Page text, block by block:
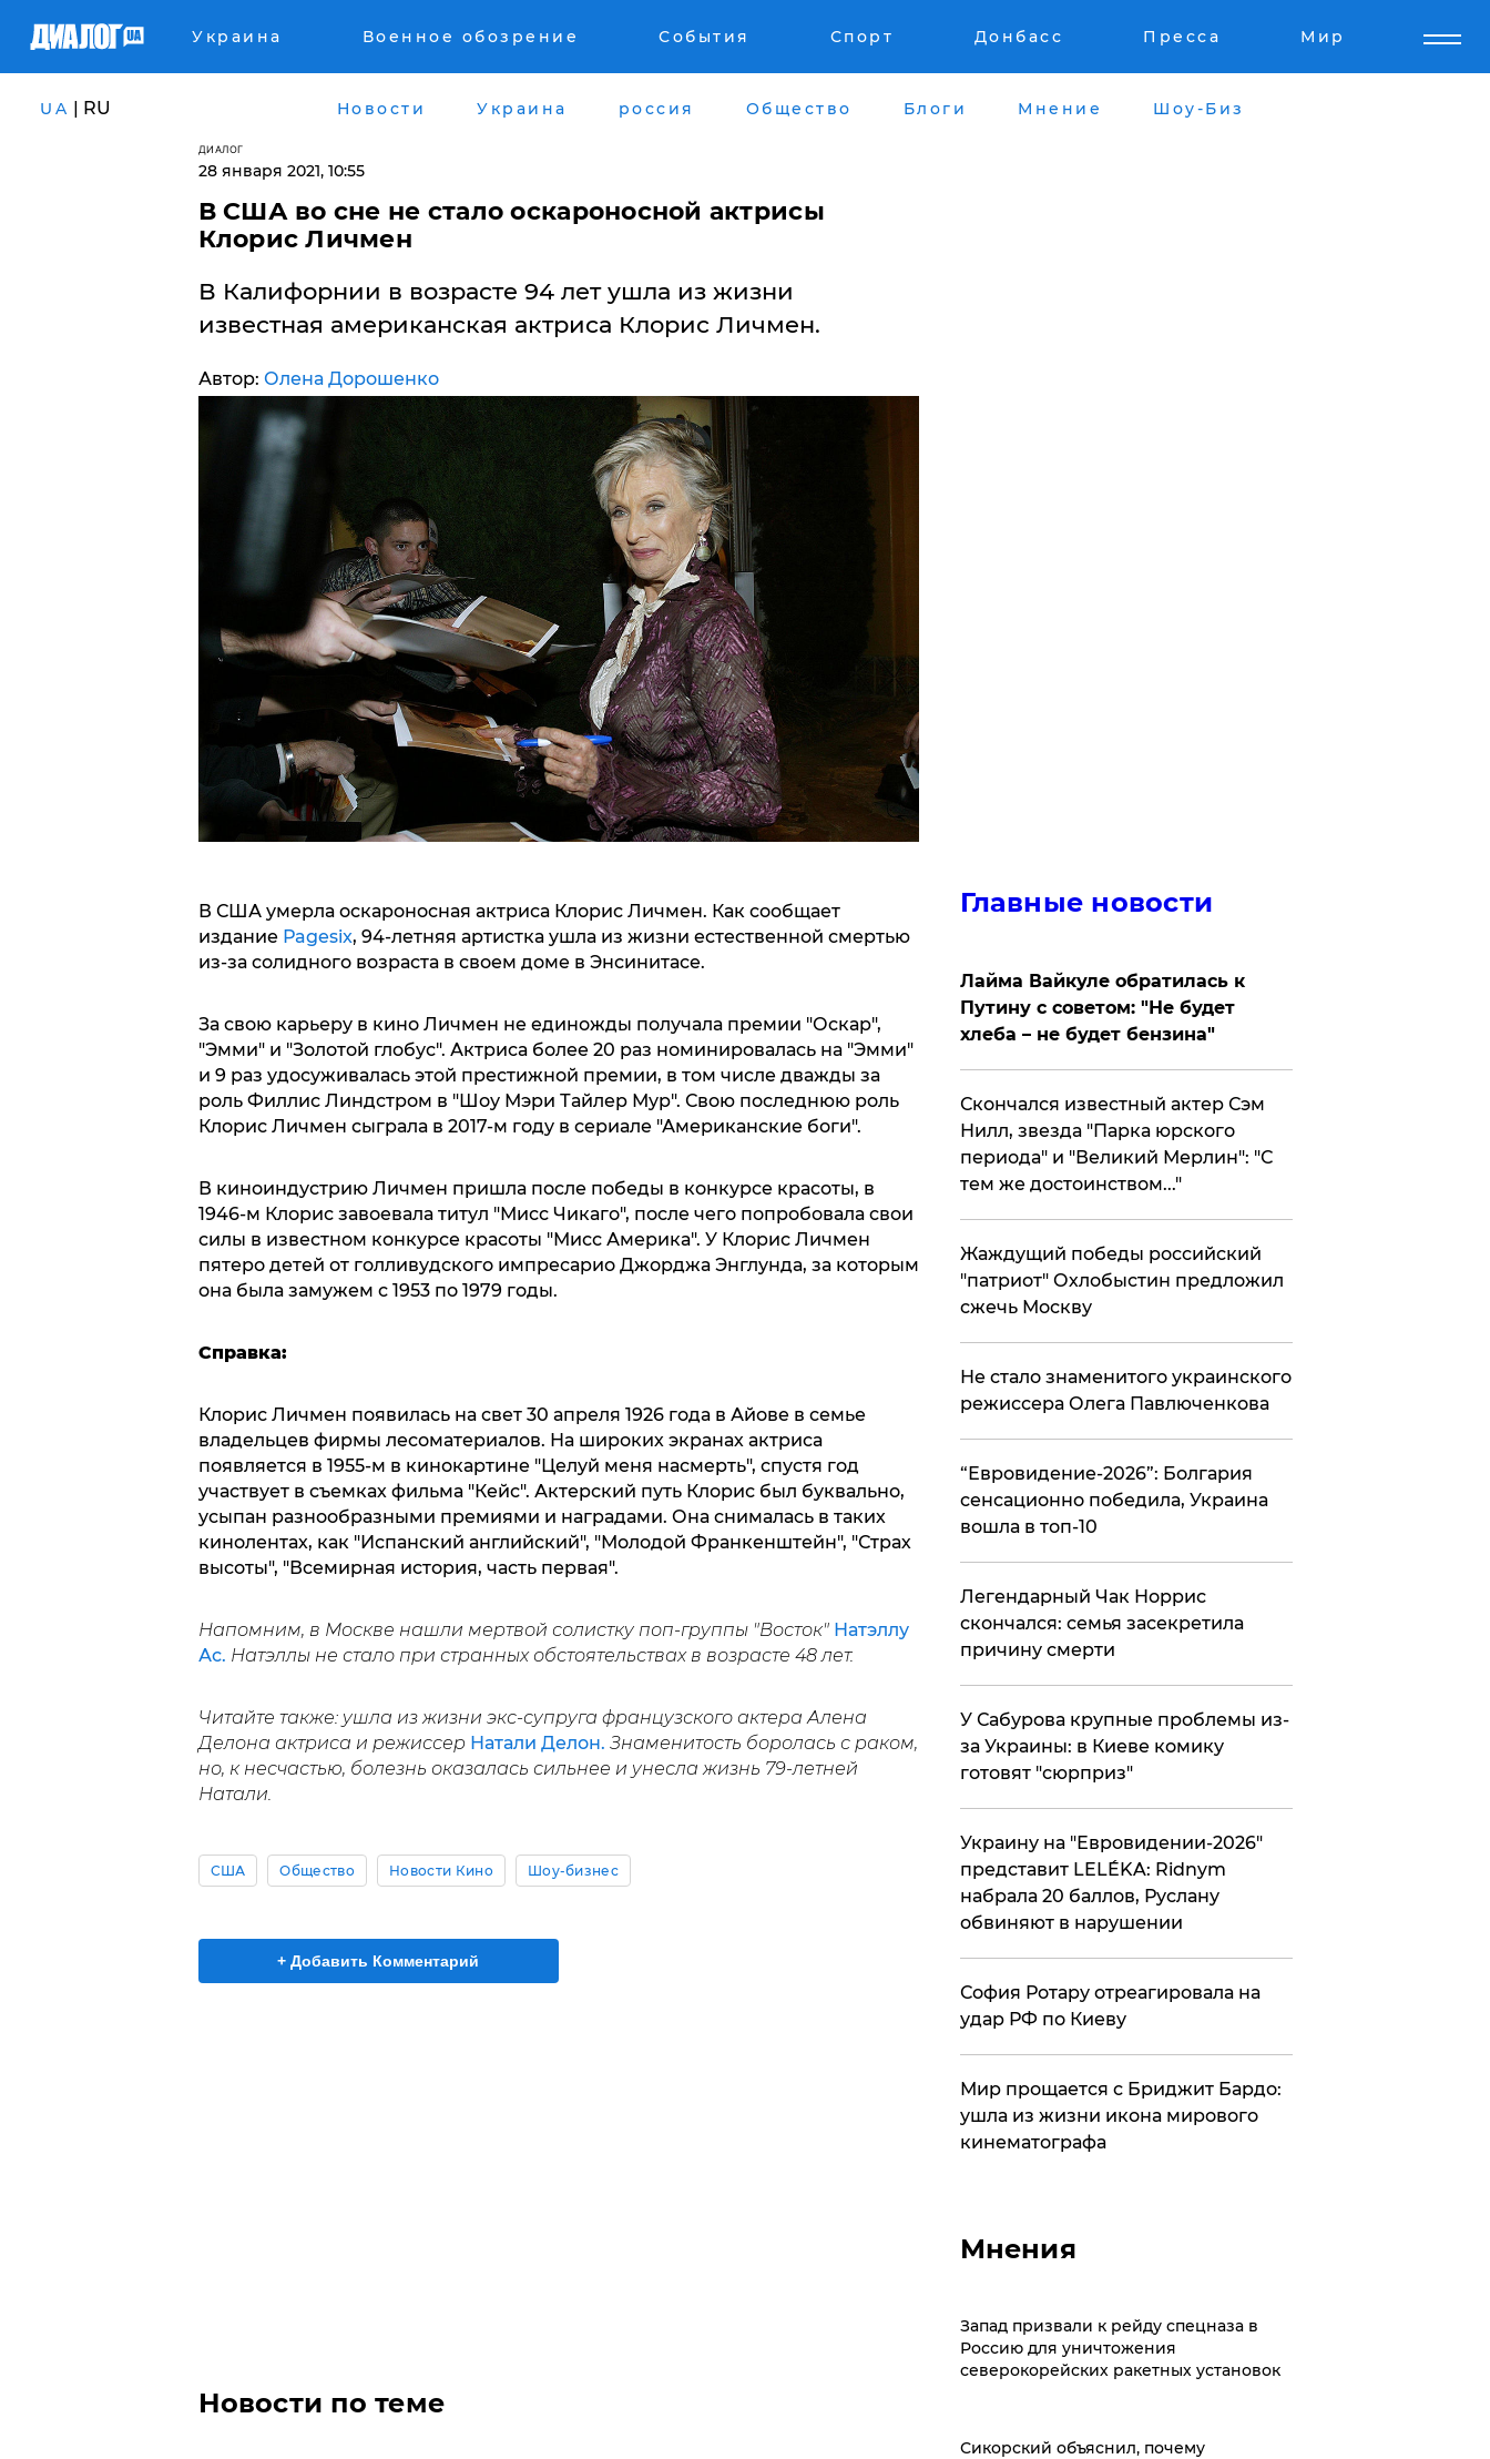
Украина Военное обозрение События Спорт Донбасс Пресса Мир
UA | RU Новости Украина россия Общество Блоги Мнение Шоу-Биз
ДИАЛОГ
28 января 2021, 10:55
В США во сне не стало оскароносной актрисы
Клорис Личмен
В Калифорнии в возрасте 94 лет ушла из жизни
известная американская актриса Клорис Личмен.
Автор: Олена Дорошенко
В США умерла оскароносная актриса Клорис Личмен. Как сообщает
издание Рagesix, 94-летняя артистка ушла из жизни естественной смертью
из-за солидного возраста в своем доме в Энсинитасе.
За свою карьеру в кино Личмен не единожды получала премии "Оскар",
"Эмми" и "Золотой глобус". Актриса более 20 раз номинировалась на "Эмми"
и 9 раз удосуживалась этой престижной премии, в том числе дважды за
роль Филлис Линдстром в "Шоу Мэри Тайлер Мур". Свою последнюю роль
Клорис Личмен сыграла в 2017-м году в сериале "Американские боги".
В киноиндустрию Личмен пришла после победы в конкурсе красоты, в
1946-м Клорис завоевала титул "Мисс Чикаго", после чего попробовала свои
силы в известном конкурсе красоты "Мисс Америка". У Клорис Личмен
пятеро детей от голливудского импресарио Джорджа Энглунда, за которым
она была замужем с 1953 по 1979 годы.
Справка:
Клорис Личмен появилась на свет 30 апреля 1926 года в Айове в семье
владельцев фирмы лесоматериалов. На широких экранах актриса
появляется в 1955-м в кинокартине "Целуй меня насмерть", спустя год
участвует в съемках фильма "Кейс". Актерский путь Клорис был буквально,
усыпан разнообразными премиями и наградами. Она снималась в таких
кинолентах, как "Испанский английский", "Молодой Франкенштейн", "Страх
высоты", "Всемирная история, часть первая".
Напомним, в Москве нашли мертвой солистку поп-группы "Восток"Натэллу
Ас. Натэллы не стало при странных обстоятельствах в возрасте 48 лет.
Читайте также: ушла из жизни экс-супруга французского актера Алена
Делона актриса и режиссер Натали Делон. Знаменитость боролась с раком,
но, к несчастью, болезнь оказалась сильнее и унесла жизнь 79-летней
Натали.
США Общество Новости Кино Шоу-бизнес
+ Добавить Комментарий
Новости по теме
Главные новости
Лайма Вайкуле обратилась к
Путину с советом: "Не будет
хлеба – не будет бензина"
Скончался известный актер Сэм
Нилл, звезда "Парка юрского
периода" и "Великий Мерлин": "С
тем же достоинством..."
Жаждущий победы российский
"патриот" Охлобыстин предложил
сжечь Москву
Не стало знаменитого украинского
режиссера Олега Павлюченкова
​“Евровидение-2026”: Болгария
сенсационно победила, Украина
вошла в топ-10
​Легендарный Чак Норрис
скончался: семья засекретила
причину смерти
У Сабурова крупные проблемы из-
за Украины: в Киеве комику
готовят "сюрприз"
Украину на "Евровидении-2026"
представит LELÉKA: Ridnym
набрала 20 баллов, Руслану
обвиняют в нарушении
София Ротару отреагировала на
удар РФ по Киеву
Мир прощается с Бриджит Бардо:
ушла из жизни икона мирового
кинематографа
Мнения
Запад призвали к рейду спецназа в
Россию для уничтожения
северокорейских ракетных установок
Сикорский объяснил, почему